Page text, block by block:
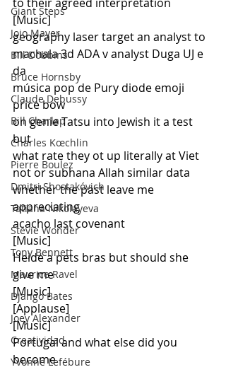
Giant Steps
Jojo Mayer
Bill Dobbins
Bruce Hornsby
Claude Debussy
Bill Charlap
Charles Kœchlin
Pierre Boulez
Dmitri Shostakóvich
Tatiana Nikolayeva
Stevie Wonder
Tony Bennett
Maurice Ravel
Django Bates
Joey Alexander
Creatividad
Yvonne Lefébure
[Music]
geography laser target an analyst to
machala 3d ADA v analyst Duga UJ e
da
música pop de Pury diode emoji
price bow
on genie Tatsu into Jewish it a test
but
what rate they ot up literally at Viet
not or subhana Allah similar data
whether the past leave me
appreciating
acacho last covenant
[Music]
Heide a pets bras but should she
give me
[Music]
[Applause]
[Music]
Portugal and what else did you
become